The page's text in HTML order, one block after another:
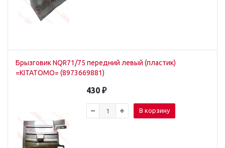
Брызговик NQR71/75 передний левый (пластик)
=KITATOMO= (8973669881)
430 ₽
В корзину